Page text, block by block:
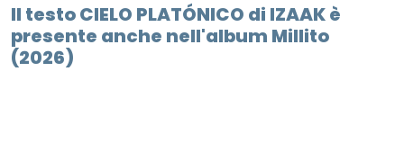
Il testo CIELO PLATÓNICO di IZAAK è
presente anche nell'album Millito
(2026)